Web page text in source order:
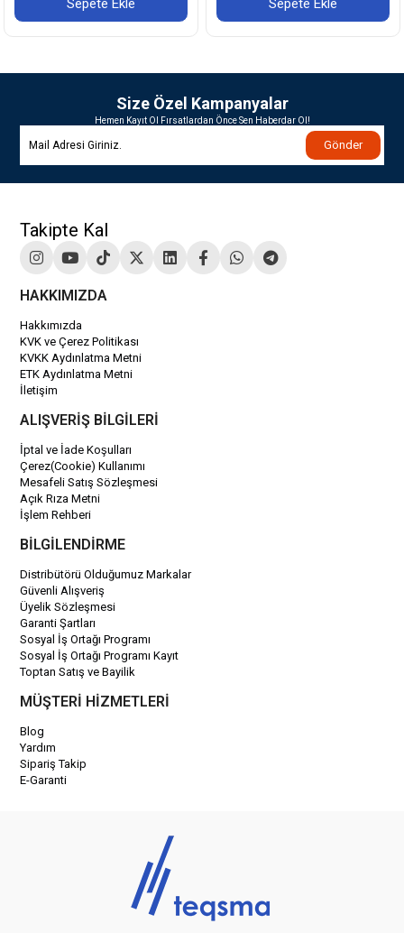
Sepete Ekle Sepete Ekle
Size Özel Kampanyalar
Hemen Kayıt Ol Fırsatlardan Önce Sen Haberdar Ol!
Gönder
Takipte Kal
HAKKIMIZDA
Hakkımızda
KVK ve Çerez Politikası
KVKK Aydınlatma Metni
ETK Aydınlatma Metni
İletişim
ALIŞVERİŞ BİLGİLERİ
İptal ve İade Koşulları
Çerez(Cookie) Kullanımı
Mesafeli Satış Sözleşmesi
Açık Rıza Metni
İşlem Rehberi
BİLGİLENDİRME
Distribütörü Olduğumuz Markalar
Güvenli Alışveriş
Üyelik Sözleşmesi
Garanti Şartları
Sosyal İş Ortağı Programı
Sosyal İş Ortağı Programı Kayıt
Toptan Satış ve Bayilik
MÜŞTERİ HİZMETLERİ
Blog
Yardım
Sipariş Takip
E-Garanti